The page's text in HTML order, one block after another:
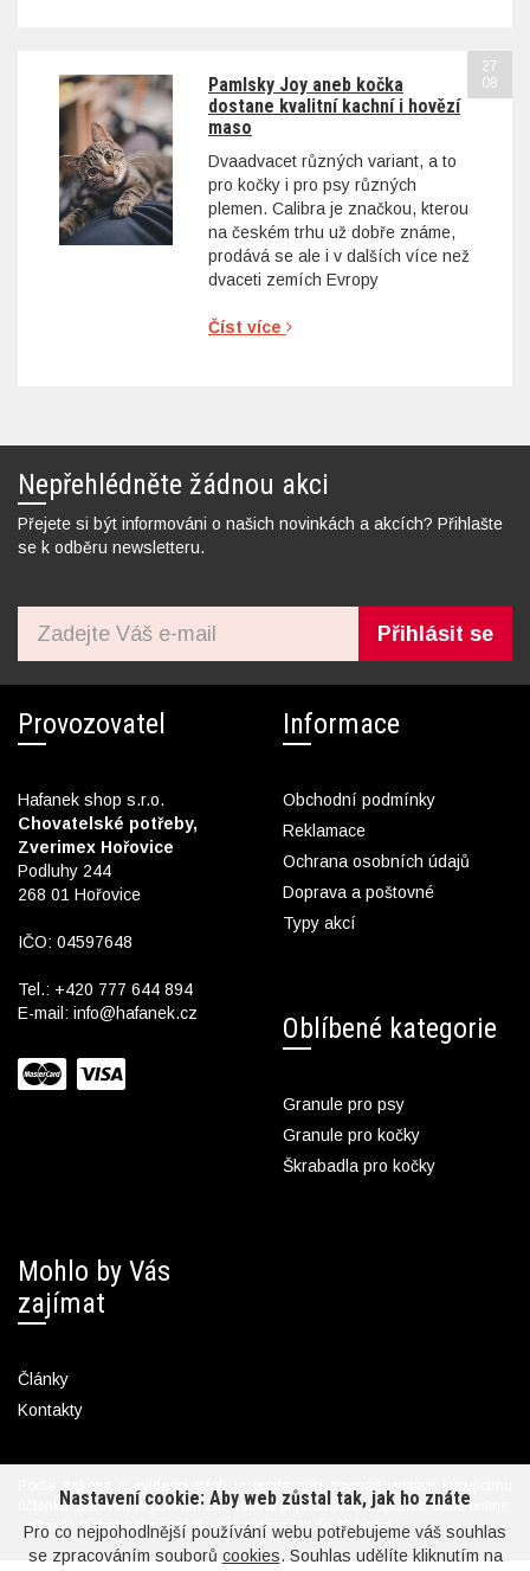
Nastavení cookie: Aby web zůstal tak, jak ho znáte
Pro co nejpohodlnější používání webu potřebujeme váš souhlas
se zpracováním souborů cookies. Souhlas udělíte kliknutím na
Pamlsky Joy aneb kočka
dostane kvalitní kachní i hovězí
maso
Dvaadvacet různých variant, a to
pro kočky i pro psy různých
plemen. Calibra je značkou, kterou
na českém trhu už dobře známe,
prodává se ale i v dalších více než
dvaceti zemích Evropy
Číst více
27
08
Nepřehlédněte žádnou akci
Přejete si být informováni o našich novinkách a akcích? Přihlašte
se k odběru newsletteru.
Přihlásit se
Provozovatel
Hafanek shop s.r.o.
Chovatelské potřeby,
Zverimex Hořovice
Podluhy 244
268 01 Hořovice
IČO: 04597648
Tel.: +420 777 644 894
E-mail: info@hafanek.cz
Informace
Obchodní podmínky
Reklamace
Ochrana osobních údajů
Doprava a poštovné
Typy akcí
Oblíbené kategorie
Granule pro psy
Granule pro kočky
Škrabadla pro kočky
Mohlo by Vás
zajímat
Články
Kontakty
Podle zákona o evidenci tržeb je prodávající povinen vystavit kupujícímu
účtenku. Zároveň je povinen zaevidovat přijatou tržbu u správce daně online;
v případě technického výpadku pak nejpozději do 48 hodin.